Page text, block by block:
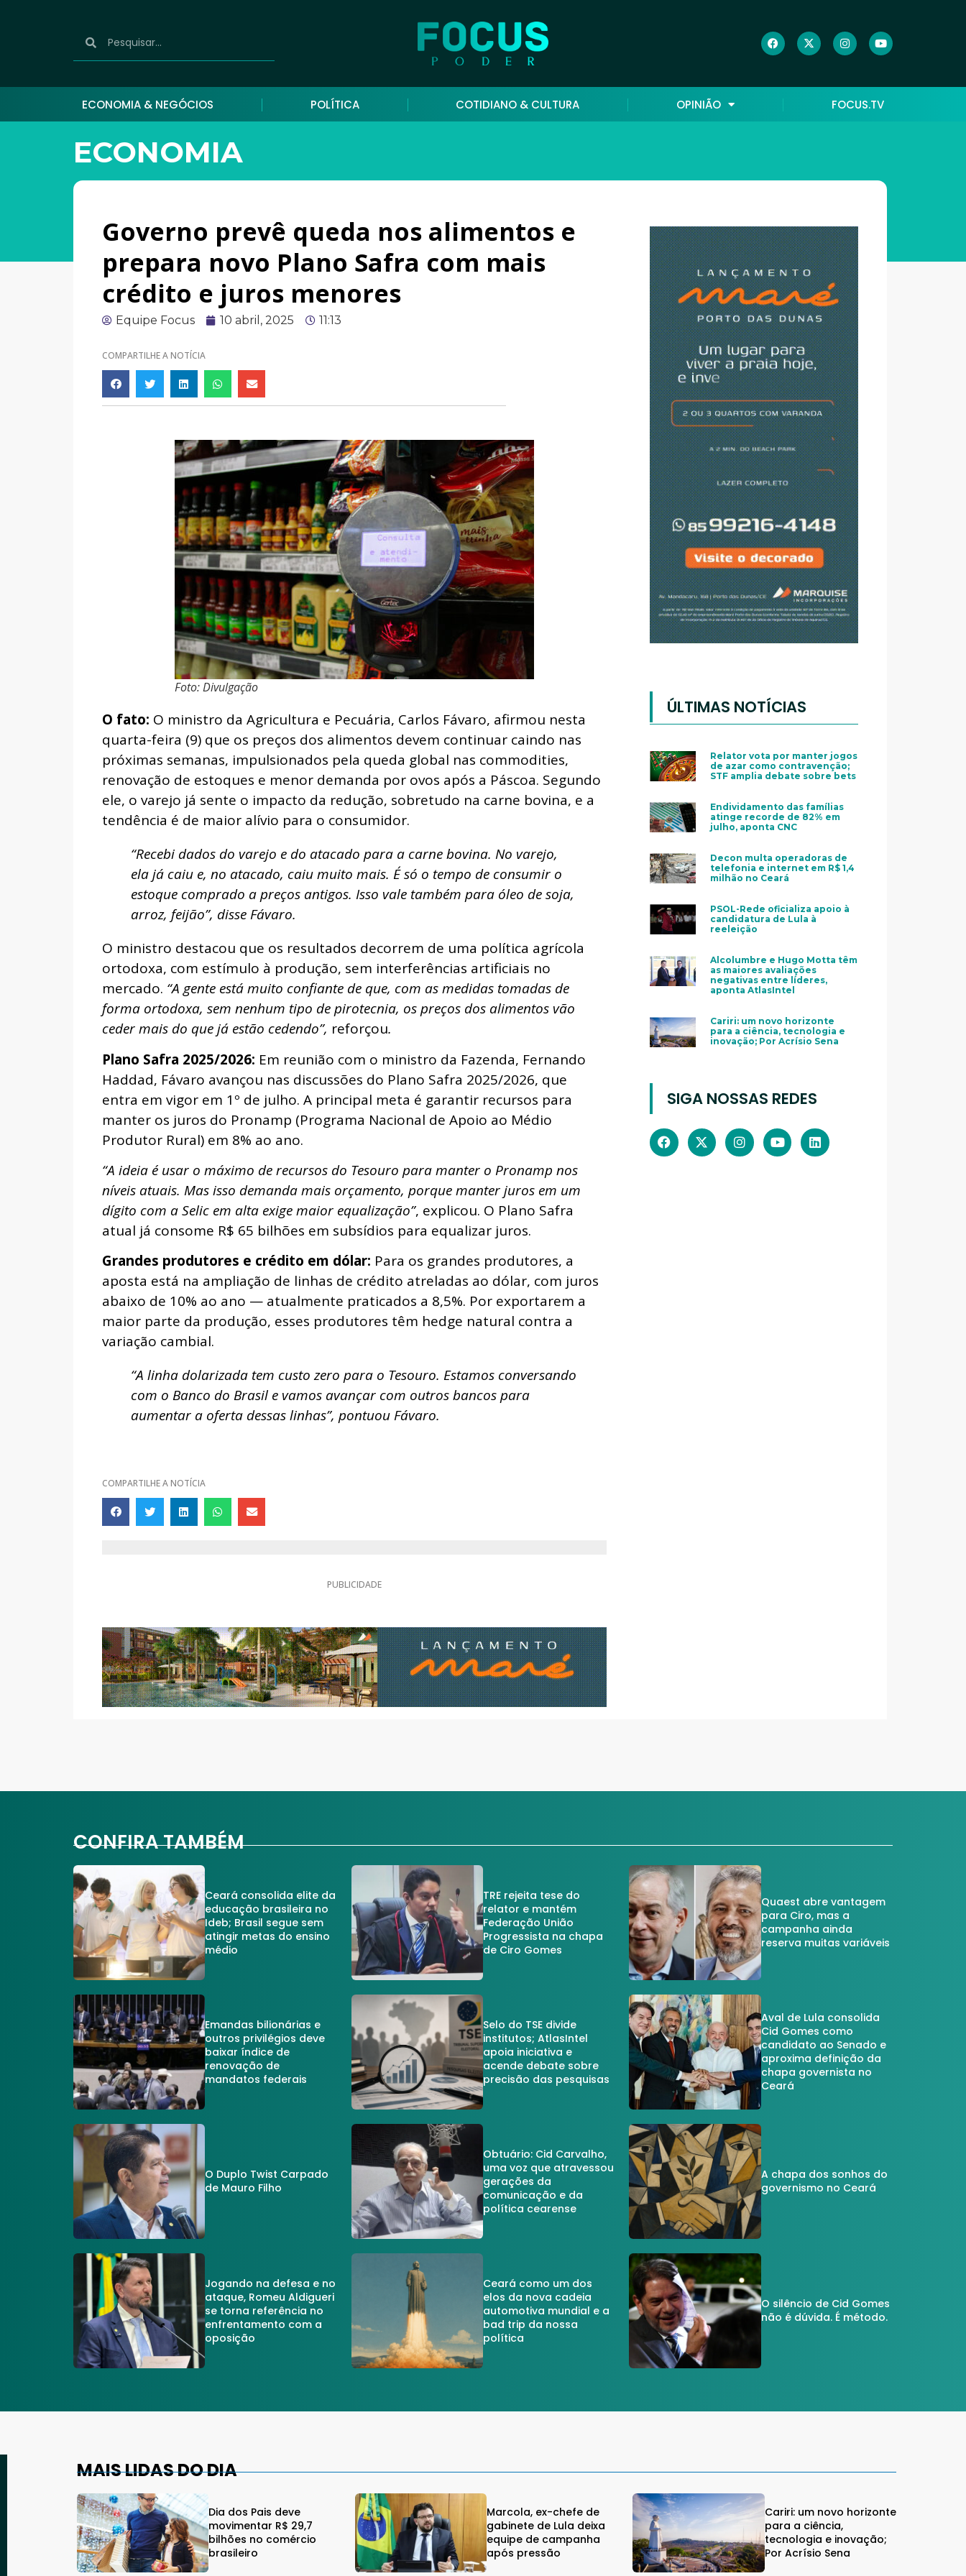
ECONOMIA & NEGÓCIOS POLÍTICA COTIDIANO & CULTURA OPINIÃO FOCUS.TV
ECONOMIA
Governo prevê queda nos alimentos e
prepara novo Plano Safra com mais
crédito e juros menores
Equipe Focus 10 abril, 2025 11:13
COMPARTILHE A NOTÍCIA
Foto: Divulgação
O fato: O ministro da Agricultura e Pecuária, Carlos Fávaro, afirmou nesta
quarta-feira (9) que os preços dos alimentos devem continuar caindo nas
próximas semanas, impulsionados pela queda global nas commodities,
renovação de estoques e menor demanda por ovos após a Páscoa. Segundo
ele, o varejo já sente o impacto da redução, sobretudo na carne bovina, e a
tendência é de maior alívio para o consumidor.
“Recebi dados do varejo e do atacado para a carne bovina. No varejo,
ela já caiu e, no atacado, caiu muito mais. É só o tempo de consumir o
estoque comprado a preços antigos. Isso vale também para óleo de soja,
arroz, feijão”, disse Fávaro.
O ministro destacou que os resultados decorrem de uma política agrícola
ortodoxa, com estímulo à produção, sem interferências artificiais no
mercado. “A gente está muito confiante de que, com as medidas tomadas de
forma ortodoxa, sem nenhum tipo de pirotecnia, os preços dos alimentos vão
ceder mais do que já estão cedendo”, reforçou.
Plano Safra 2025/2026: Em reunião com o ministro da Fazenda, Fernando
Haddad, Fávaro avançou nas discussões do Plano Safra 2025/2026, que
entra em vigor em 1º de julho. A principal meta é garantir recursos para
manter os juros do Pronamp (Programa Nacional de Apoio ao Médio
Produtor Rural) em 8% ao ano.
“A ideia é usar o máximo de recursos do Tesouro para manter o Pronamp nos
níveis atuais. Mas isso demanda mais orçamento, porque manter juros em um
dígito com a Selic em alta exige maior equalização”, explicou. O Plano Safra
atual já consome R$ 65 bilhões em subsídios para equalizar juros.
Grandes produtores e crédito em dólar: Para os grandes produtores, a
aposta está na ampliação de linhas de crédito atreladas ao dólar, com juros
abaixo de 10% ao ano — atualmente praticados a 8,5%. Por exportarem a
maior parte da produção, esses produtores têm hedge natural contra a
variação cambial.
“A linha dolarizada tem custo zero para o Tesouro. Estamos conversando
com o Banco do Brasil e vamos avançar com outros bancos para
aumentar a oferta dessas linhas”, pontuou Fávaro.
COMPARTILHE A NOTÍCIA
PUBLICIDADE
ÚLTIMAS NOTÍCIAS
Relator vota por manter jogos
de azar como contravenção;
STF amplia debate sobre bets
Endividamento das famílias
atinge recorde de 82% em
julho, aponta CNC
Decon multa operadoras de
telefonia e internet em R$ 1,4
milhão no Ceará
PSOL-Rede oficializa apoio à
candidatura de Lula à
reeleição
Alcolumbre e Hugo Motta têm
as maiores avaliações
negativas entre líderes,
aponta AtlasIntel
Cariri: um novo horizonte
para a ciência, tecnologia e
inovação; Por Acrísio Sena
SIGA NOSSAS REDES
CONFIRA TAMBÉM
Ceará consolida elite da
educação brasileira no
Ideb; Brasil segue sem
atingir metas do ensino
médio
TRE rejeita tese do
relator e mantém
Federação União
Progressista na chapa
de Ciro Gomes
Quaest abre vantagem
para Ciro, mas a
campanha ainda
reserva muitas variáveis
Emandas bilionárias e
outros privilégios deve
baixar índice de
renovação de
mandatos federais
Selo do TSE divide
institutos; AtlasIntel
apoia iniciativa e
acende debate sobre
precisão das pesquisas
Aval de Lula consolida
Cid Gomes como
candidato ao Senado e
aproxima definição da
chapa governista no
Ceará
O Duplo Twist Carpado
de Mauro Filho
Obtuário: Cid Carvalho,
uma voz que atravessou
gerações da
comunicação e da
política cearense
A chapa dos sonhos do
governismo no Ceará
Jogando na defesa e no
ataque, Romeu Aldigueri
se torna referência no
enfrentamento com a
oposição
Ceará como um dos
elos da nova cadeia
automotiva mundial e a
bad trip da nossa
política
O silêncio de Cid Gomes
não é dúvida. É método.
MAIS LIDAS DO DIA
Dia dos Pais deve
movimentar R$ 29,7
bilhões no comércio
brasileiro
Marcola, ex-chefe de
gabinete de Lula deixa
equipe de campanha
após pressão
Cariri: um novo horizonte
para a ciência,
tecnologia e inovação;
Por Acrísio Sena